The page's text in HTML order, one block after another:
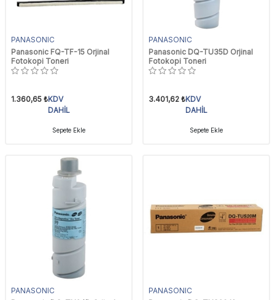
PANASONIC
Panasonic FQ-TF-15 Orjinal
Fotokopi Toneri
1.360,65 ₺KDV
DAHİL
Sepete Ekle
PANASONIC
Panasonic DQ-TU35D Orjinal
Fotokopi Toneri
3.401,62 ₺KDV
DAHİL
Sepete Ekle
PANASONIC
PANASONIC